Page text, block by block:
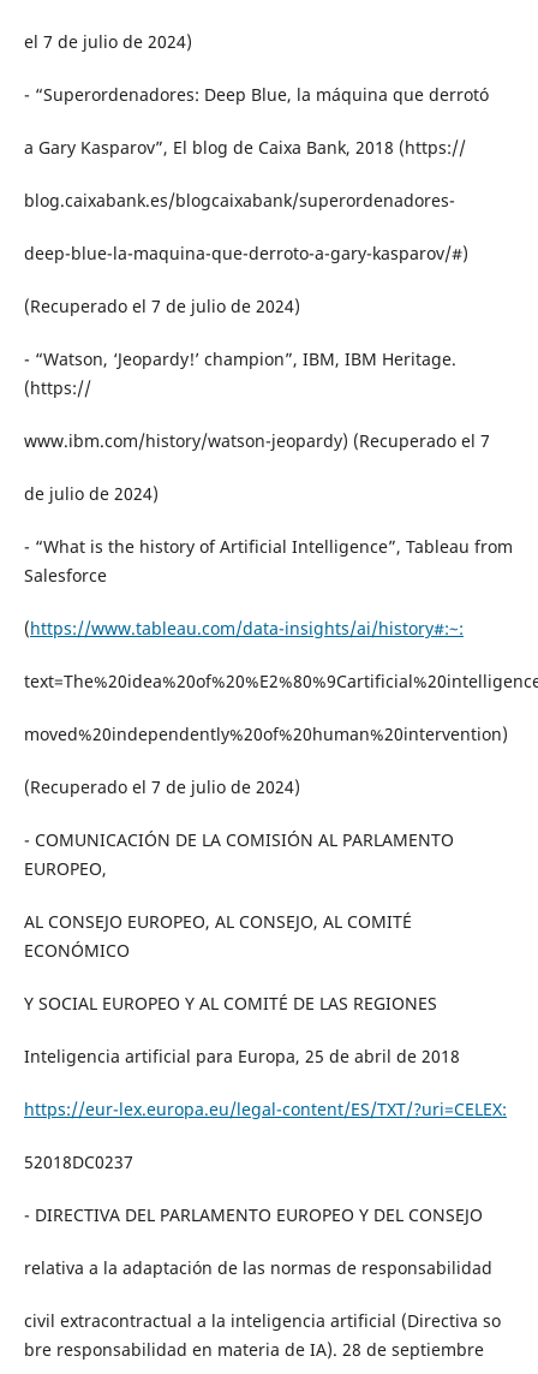
el 7 de julio de 2024)
- “Superordenadores: Deep Blue, la máquina que derrotó
a Gary Kasparov”, El blog de Caixa Bank, 2018 (https://
blog.caixabank.es/blogcaixabank/superordenadores-
deep-blue-la-maquina-que-derroto-a-gary-kasparov/#)
(Recuperado el 7 de julio de 2024)
- “Watson, ‘Jeopardy!’ champion”, IBM, IBM Heritage.
(https://
www.ibm.com/history/watson-jeopardy) (Recuperado el 7
de julio de 2024)
- “What is the history of Artificial Intelligence”, Tableau from
Salesforce
(https://www.tableau.com/data-insights/ai/history#:~:
moved%20independently%20of%20human%20intervention)
(Recuperado el 7 de julio de 2024)
- COMUNICACIÓN DE LA COMISIÓN AL PARLAMENTO
EUROPEO,
AL CONSEJO EUROPEO, AL CONSEJO, AL COMITÉ
ECONÓMICO
Y SOCIAL EUROPEO Y AL COMITÉ DE LAS REGIONES
Inteligencia artificial para Europa, 25 de abril de 2018
https://eur-lex.europa.eu/legal-content/ES/TXT/?uri=CELEX:
52018DC0237
- DIRECTIVA DEL PARLAMENTO EUROPEO Y DEL CONSEJO
relativa a la adaptación de las normas de responsabilidad
civil extracontractual a la inteligencia artificial (Directiva so
bre responsabilidad en materia de IA). 28 de septiembre